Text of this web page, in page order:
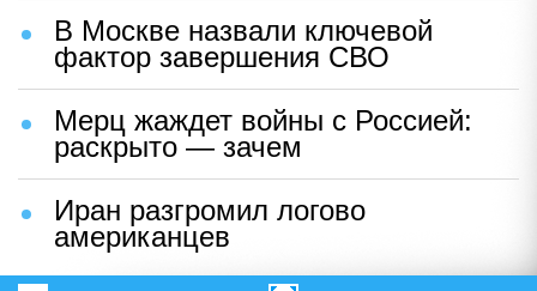
В Москве назвали ключевой
фактор завершения СВО
Мерц жаждет войны с Россией:
раскрыто — зачем
Иран разгромил логово
американцев